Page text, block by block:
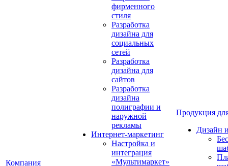
Компания
фирменного
стиля
Разработка
дизайна для
социальных
сетей
Разработка
дизайна для
сайтов
Разработка
дизайна
полиграфии и
наружной
рекламы
Интернет-маркетинг
Настройка и
интеграция
«Мультимаркет»
Продукция
Дизайн